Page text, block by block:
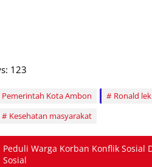
123
Pemerintah Kota Ambon
Ronald
Kesehatan masyarakat
Peduli Warga Korban Konflik Sosial
Sosial